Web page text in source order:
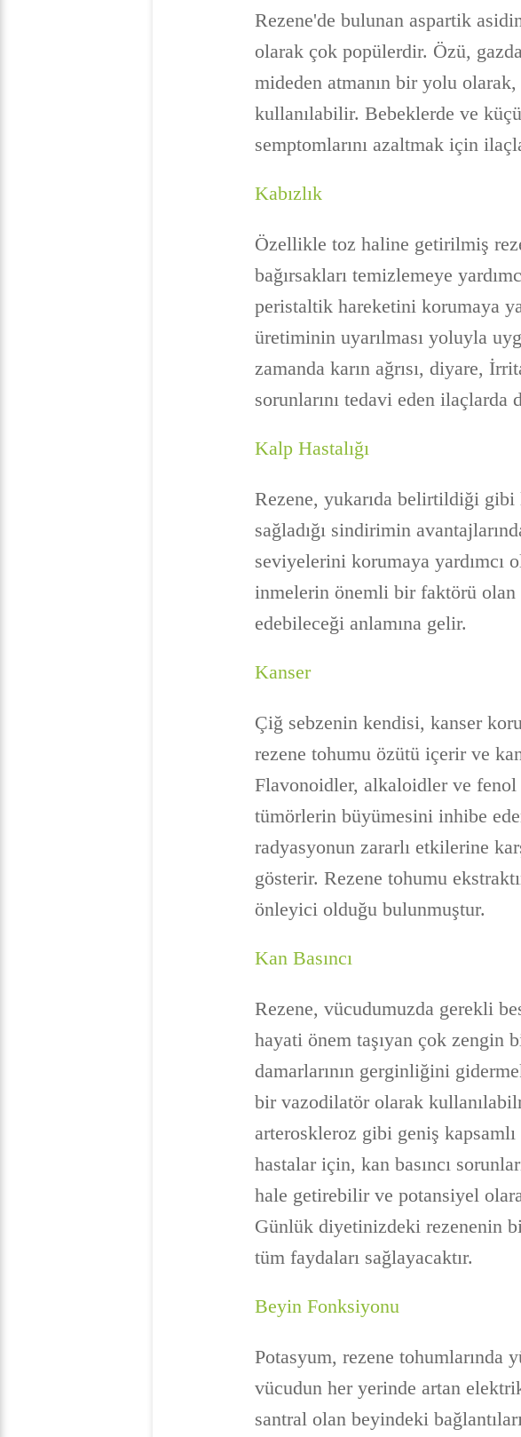
Rezene'de bulunan aspartik
olarak çok popülerdir. Özü,
mideden atmanın bir yolu
kullanılabilir. Bebeklerde ve
semptomlarını azaltmak için
Kabızlık
Özellikle toz haline getirilmiş
bağırsakları temizlemeye
peristaltik hareketini korumaya
üretiminin uyarılması yoluyla
zamanda karın ağrısı, diyare,
sorunlarını tedavi eden ilaçlarda
Kalp Hastalığı
Rezene, yukarıda belirtildiği
sağladığı sindirimin
seviyelerini korumaya yardımcı
inmelerin önemli bir faktörü
edebileceği anlamına gelir.
Kanser
Çiğ sebzenin kendisi, kanser
rezene tohumu özütü içerir ve
Flavonoidler, alkaloidler ve fenol
tümörlerin büyümesini inhibe
radyasyonun zararlı etkilerine
gösterir. Rezene tohumu
önleyici olduğu bulunmuştur.
Kan Basıncı
Rezene, vücudumuzda gerekli
hayati önem taşıyan çok zengin
damarlarının gerginliğini
bir vazodilatör olarak
arteroskleroz gibi geniş kapsamlı
hastalar için, kan basıncı
hale getirebilir ve potansiyel
Günlük diyetinizdeki rezenenin
tüm faydaları sağlayacaktır.
Beyin Fonksiyonu
Potasyum, rezene
vücudun her yerinde artan
santral olan beyindeki